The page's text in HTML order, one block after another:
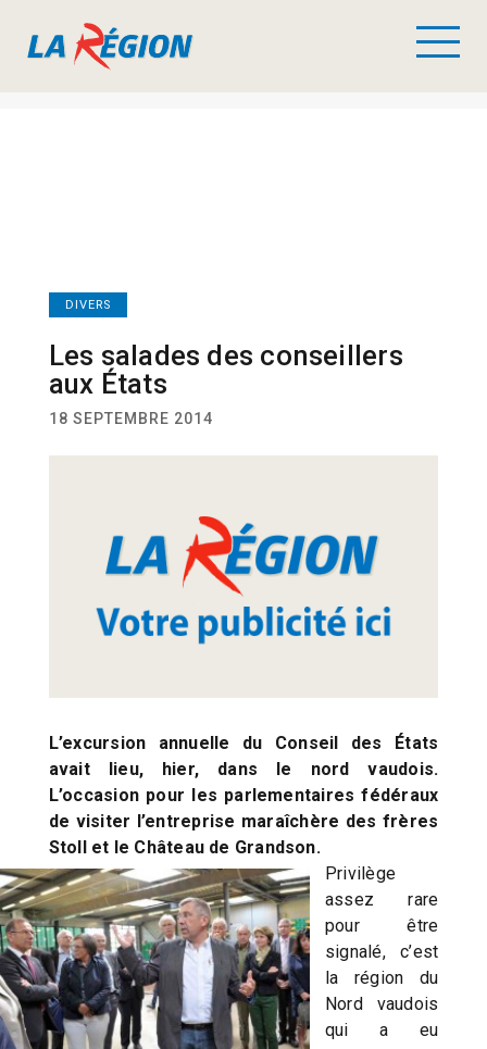
DIVERS
Les salades des conseillers
aux États
18 SEPTEMBRE 2014
L’excursion annuelle du Conseil des États
avait lieu, hier, dans le nord vaudois.
L’occasion pour les parlementaires fédéraux
de visiter l’entreprise maraîchère des frères
Stoll et le Château de Grandson.
Privilège
assez rare
pour être
signalé, c’est
la région du
Nord vaudois
qui a eu